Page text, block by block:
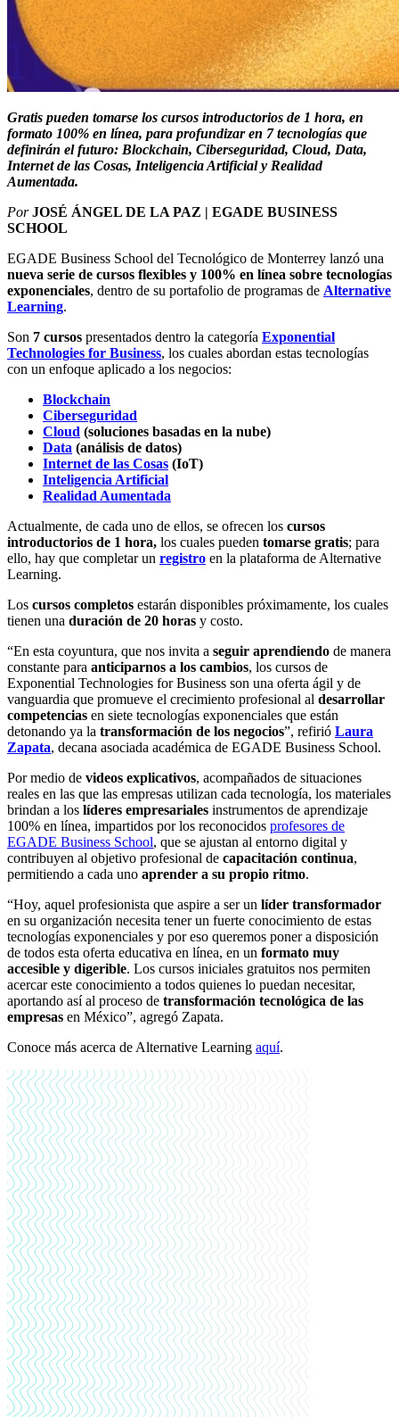
Gratis pueden tomarse los cursos introductorios de 1 hora, en
formato 100% en línea, para profundizar en 7 tecnologías que
definirán el futuro: Blockchain, Ciberseguridad, Cloud, Data,
Internet de las Cosas, Inteligencia Artificial y Realidad
Aumentada.
Por JOSÉ ÁNGEL DE LA PAZ | EGADE BUSINESS
SCHOOL
EGADE Business School del Tecnológico de Monterrey lanzó una
nueva serie de cursos flexibles y 100% en línea sobre tecnologías
exponenciales, dentro de su portafolio de programas de Alternative
Learning.
Son 7 cursos presentados dentro la categoría Exponential
Technologies for Business, los cuales abordan estas tecnologías
con un enfoque aplicado a los negocios:
Blockchain
Ciberseguridad
Cloud (soluciones basadas en la nube)
Data (análisis de datos)
Internet de las Cosas (IoT)
Inteligencia Artificial
Realidad Aumentada
Actualmente, de cada uno de ellos, se ofrecen los cursos
introductorios de 1 hora, los cuales pueden tomarse gratis; para
ello, hay que completar un registro en la plataforma de Alternative
Learning.
Los cursos completos estarán disponibles próximamente, los cuales
tienen una duración de 20 horas y costo.
“En esta coyuntura, que nos invita a seguir aprendiendo de manera
constante para anticiparnos a los cambios, los cursos de
Exponential Technologies for Business son una oferta ágil y de
vanguardia que promueve el crecimiento profesional al desarrollar
competencias en siete tecnologías exponenciales que están
detonando ya la transformación de los negocios”, refirió Laura
Zapata, decana asociada académica de EGADE Business School.
Por medio de videos explicativos, acompañados de situaciones
reales en las que las empresas utilizan cada tecnología, los materiales
brindan a los líderes empresariales instrumentos de aprendizaje
100% en línea, impartidos por los reconocidos profesores de
EGADE Business School, que se ajustan al entorno digital y
contribuyen al objetivo profesional de capacitación continua,
permitiendo a cada uno aprender a su propio ritmo.
“Hoy, aquel profesionista que aspire a ser un líder transformador
en su organización necesita tener un fuerte conocimiento de estas
tecnologías exponenciales y por eso queremos poner a disposición
de todos esta oferta educativa en línea, en un formato muy
accesible y digerible. Los cursos iniciales gratuitos nos permiten
acercar este conocimiento a todos quienes lo puedan necesitar,
aportando así al proceso de transformación tecnológica de las
empresas en México”, agregó Zapata.
Conoce más acerca deAlternative Learning aquí.